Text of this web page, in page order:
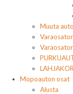
Muuta
Mopoauton osat
Alusta